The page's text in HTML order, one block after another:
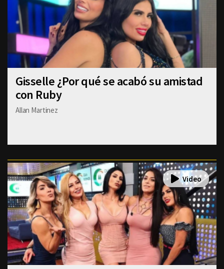
Gisselle ¿Por qué se acabó su amistad
con Ruby
Allan Martinez